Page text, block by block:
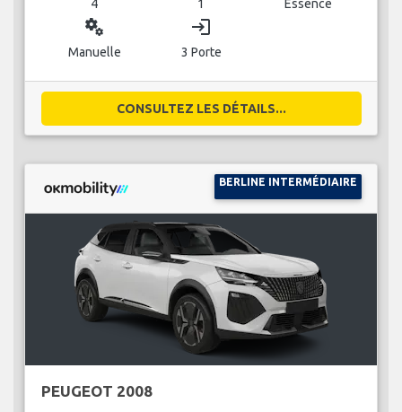
4 1 Essence
miscellaneous_services
Manuelle
login
3 Porte
CONSULTEZ LES DÉTAILS...
BERLINE INTERMÉDIAIRE
PEUGEOT 2008